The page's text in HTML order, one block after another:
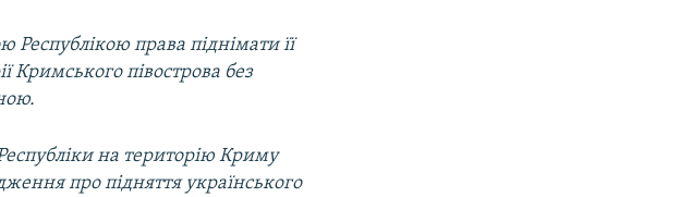
права піднімати її
Кримського півострова без
на територію Криму
про підняття українського